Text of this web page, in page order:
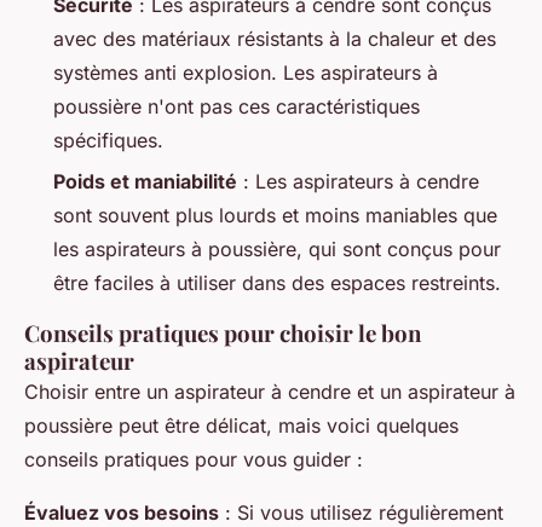
avec des matériaux résistants à la chaleur et des
systèmes anti explosion. Les aspirateurs à
poussière n'ont pas ces caractéristiques
spécifiques.
Poids et maniabilité : Les aspirateurs à cendre
sont souvent plus lourds et moins maniables que
les aspirateurs à poussière, qui sont conçus pour
être faciles à utiliser dans des espaces restreints.
Conseils pratiques pour choisir le bon
aspirateur
Choisir entre un aspirateur à cendre et un aspirateur à
poussière peut être délicat, mais voici quelques
conseils pratiques pour vous guider :
Évaluez vos besoins : Si vous utilisez régulièrement